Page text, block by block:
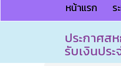
หน้าแรก ร
ประกาศส
รับเงินประ